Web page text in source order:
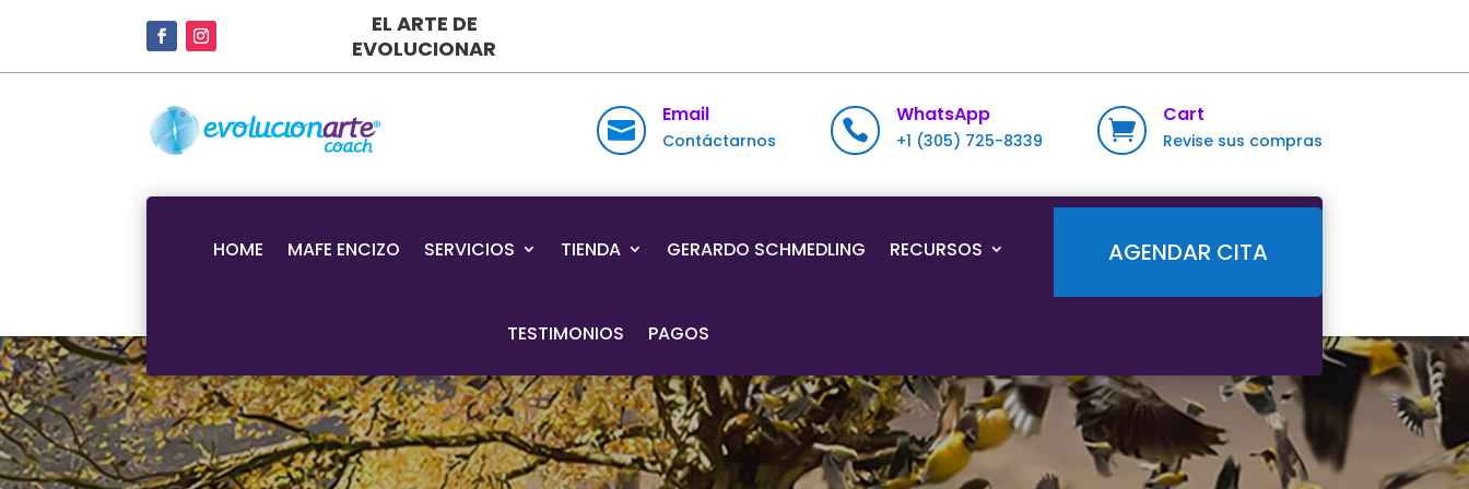
EL ARTE DE
EVOLUCIONAR

Email
Contáctarnos 
WhatsApp
+1 (305) 725-8339 
Cart
Revise sus compras
HOME MAFE ENCIZO SERVICIOS TIENDA GERARDO SCHMEDLING RECURSOS
TESTIMONIOS PAGOS
AGENDAR CITA